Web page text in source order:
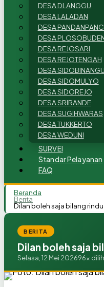
DESA DLANGGU
DESA LALADAN
DESA
DESA
DESA REJOSARI
DESA REJOTENGAH
DESA
DESA SIDOMULYO
DESA SIDOREJO
DESA SRIRANDE
DESA SUGIHWARAS
DESA TUKKERTO
DESA WEDUNI
SURVEI
Standar Pelayanan
FAQ
Beranda
Berita
Dilan boleh saja bilang
BERITA
Dilan boleh saja
Selasa, 12 Mei 202696x